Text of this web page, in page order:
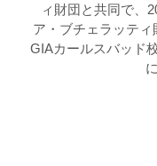
ィ財団と共同で、
ア・ブチェラッテ
GIAカールスバッド